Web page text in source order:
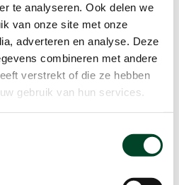
te analyseren. Ook delen we
van onze site met onze
adverteren en analyse. Deze
combineren met andere
verstrekt of die ze hebben
gebruik van hun services.